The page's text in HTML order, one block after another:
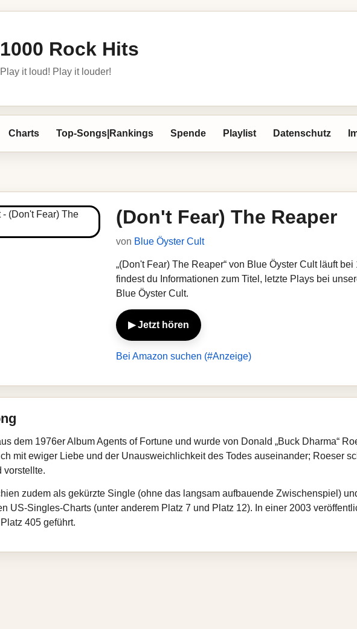
1000 Rock Hits
Play it loud! Play it louder!
Charts Top-Songs|Rankings Spende Playlist Datenschutz
(Don't Fear) The Reaper
von Blue Öyster Cult
„(Don't Fear) The Reaper“ von Blue Öyster Cult läuft
findest du Informationen zum Titel, letzte Plays bei
Blue Öyster Cult.
▶ Jetzt hören
Bei Amazon suchen (#Anzeige)
dem 1976er Album Agents of Fortune und wurde von Donald „Buck Dharma“
mit ewiger Liebe und der Unausweichlichkeit des Todes auseinander; Roeser
vorstellte.
zudem als gekürzte Single (ohne das langsam aufbauende Zwischenspiel)
US-Singles-Charts (unter anderem Platz 7 und Platz 12). In einer 2003
405 geführt.